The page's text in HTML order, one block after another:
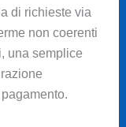
di richieste via
non coerenti
una semplice